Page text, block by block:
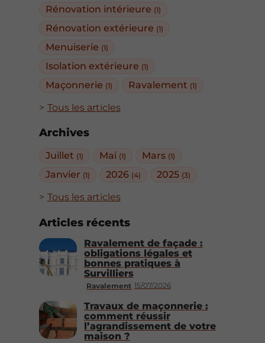
Rénovation intérieure (1)
Rénovation extérieure (1)
Menuiserie (1)
Isolation extérieure (1)
Maçonnerie (1) Ravalement (1)
Tous les articles
Archives
Juillet (1) Mai (1) Mars (1)
Janvier (1) 2026 (4) 2025 (3)
Tous les articles
Articles récents
Ravalement 15/07/2026
Ravalement de façade :
obligations légales et
bonnes pratiques à
Survilliers
Travaux de maçonnerie :
comment réussir
l’agrandissement de votre
maison ?